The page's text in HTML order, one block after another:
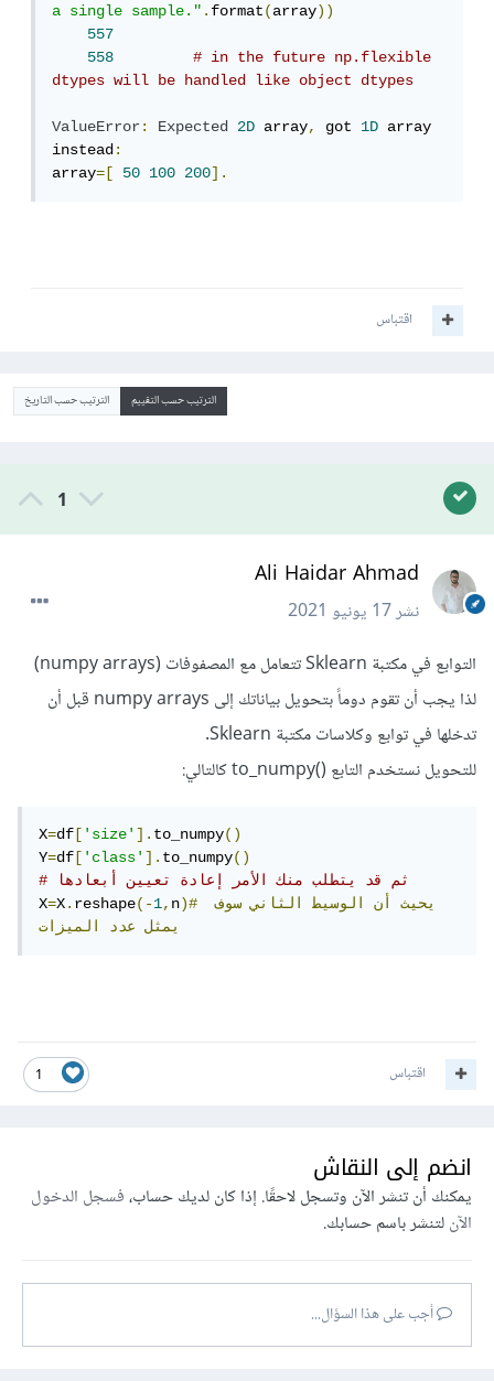
a single sample.".format(array))
557
558
# in the future np.flexible
dtypes will be handled like object dtypes
ValueError: Expected 2D array, got 1D array
instead:
array=[ 50 100 200].
اقتباس
الترتيب حسب التقييم الترتيب حسب التاريخ
1
Ali Haidar Ahmad
نشر17 يونيو 2021
التوابع في مكتبة Sklearn تتعامل مع المصفوفات (numpy arrays)
لذا يجب أن تقوم دوماً بتحويل بياناتك إلى numpy arrays قبل أن
تدخلها في توابع وكلاسات مكتبة Sklearn.
للتحويل نستخدم التابع ()to_numpy كالتالي:
X=df ['size'].to_numpy()
Y=df ['class'].to_numpy()
# ثم قد يتطلب منك الأمر إعادة تعيين أبعادها
X=X.reshape(-1,n)# يحيث أن الوسيط الثاني
سوف
يمثل
عدد الميزات
1 اقتباس
انضم إلى النقاش
يمكنك أن تنشر الآن وتسجل لاحقًا. إذا كان لديك حساب،فسجل الدخول
الآنلتنشر باسم حسابك.
أجب على هذا السؤال...